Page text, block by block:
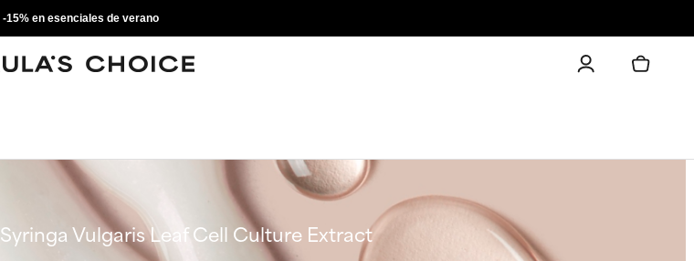
-15% en esenciales de verano
Syringa Vulgaris Leaf Cell Culture Extract